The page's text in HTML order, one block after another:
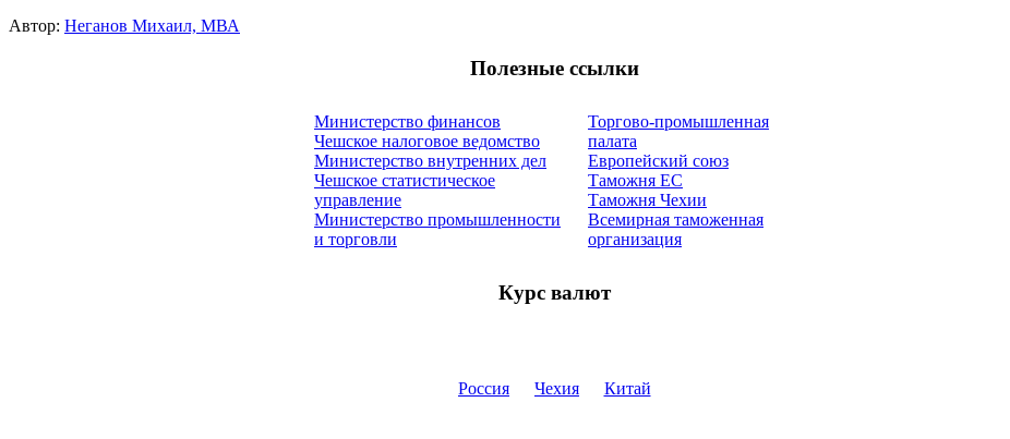
Автор: Неганов Михаил, МВА
Полезные ссылки
Министерство финансов
Чешское налоговое ведомство
Министерство внутренних дел
Чешское статистическое
управление
Министерство промышленности
и торговли
Торгово-промышленная
палата
Европейский союз
Таможня ЕС
Таможня Чехии
Всемирная таможенная
организация
Курс валют
Россия Чехия Китай